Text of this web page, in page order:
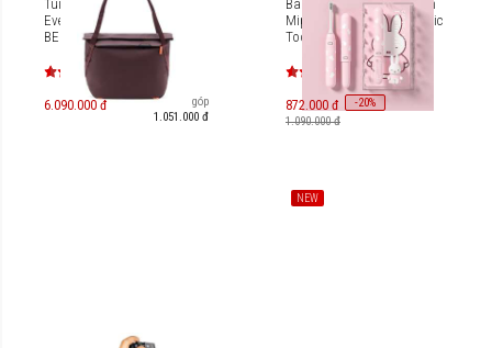
Túi xách Peak Design
Everyday Tote V3 15L [PD-
BEDT-15] - Eclipse
6.090.000 đ
Trả góp
1.051.000 đ
Bàn chải điện thông minh
Mipow x Miffy Sonic Electric
Toothbrush CI600-MF
872.000 đ -20%
1.090.000 đ
NEW